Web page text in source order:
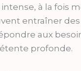
à la fois
entraîner des
aux
profonde.